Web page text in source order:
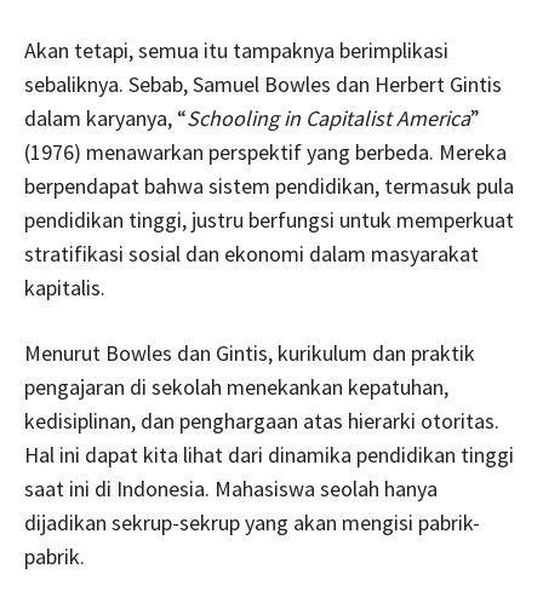
Akan tetapi, semua itu tampaknya berimplikasi
sebaliknya. Sebab, Samuel Bowles dan Herbert Gintis
dalam karyanya, “Schooling in Capitalist America”
(1976) menawarkan perspektif yang berbeda. Mereka
berpendapat bahwa sistem pendidikan, termasuk pula
pendidikan tinggi, justru berfungsi untuk memperkuat
stratifikasi sosial dan ekonomi dalam masyarakat
kapitalis.
Menurut Bowles dan Gintis, kurikulum dan praktik
pengajaran di sekolah menekankan kepatuhan,
kedisiplinan, dan penghargaan atas hierarki otoritas.
Hal ini dapat kita lihat dari dinamika pendidikan tinggi
saat ini di Indonesia. Mahasiswa seolah hanya
dijadikan sekrup-sekrup yang akan mengisi pabrik-
pabrik.